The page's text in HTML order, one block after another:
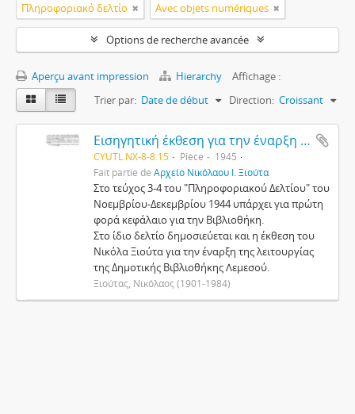
Πληροφοριακό δελτίο Avec objets numériques
Options de recherche avancée
Aperçu avant impression Hierarchy
Affichage :
Trier par: Date de début Direction: Croissant
Εισηγητική έκθεση για την έναρξη της λειτουργίας της Δημοτικής Βιβλιοθήκης στη Λεμεσό
CYUTL NX-8-8.15 Pièce
1945
Fait partie de Αρχείο Νικόλαου Ι. Ξιούτα
Στο τεύχος 3-4 του "Πληροφοριακού Δελτίου" του
Νοεμβρίου-Δεκεμβρίου 1944 υπάρχει για πρώτη
φορά κεφάλαιο για την Βιβλιοθήκη.
Στο ίδιο δελτίο δημοσιεύεται και η έκθεση του
Νικόλα Ξιούτα για την έναρξη της λειτουργίας
της Δημοτικής Βιβλιοθήκης Λεμεσού.
Ξιούτας, Νικόλαος (1901-1984)